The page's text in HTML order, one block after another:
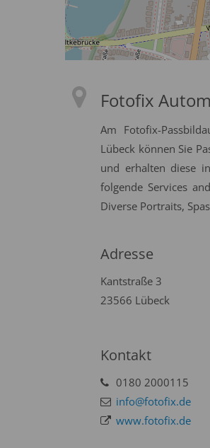
Fotofix
Am Fotofix-
Lübeck können Sie
und erhalten diese
folgende Services
Diverse Portraits,
Adresse
Kantstraße 3
23566 Lübeck
Kontakt
0180 2000115
info@fotofix.de
www.fotofix.de